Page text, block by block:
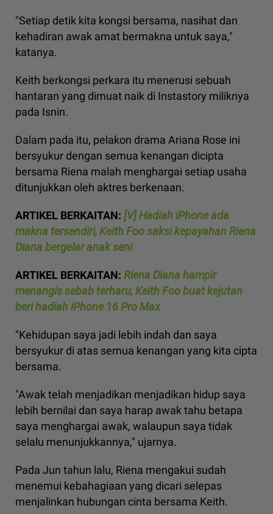
"Setiap detik kita kongsi bersama, nasihat dan
kehadiran awak amat bermakna untuk saya,"
katanya.
Keith berkongsi perkara itu menerusi sebuah
hantaran yang dimuat naik di Instastory miliknya
pada Isnin.
Dalam pada itu, pelakon drama Ariana Rose ini
bersyukur dengan semua kenangan dicipta
bersama Riena malah menghargai setiap usaha
ditunjukkan oleh aktres berkenaan.
ARTIKEL BERKAITAN: [V] Hadiah iPhone ada
makna tersendiri, Keith Foo saksi kepayahan Riena
Diana bergelar anak seni
ARTIKEL BERKAITAN: Riena Diana hampir
menangis sebab terharu, Keith Foo buat kejutan
beri hadiah iPhone 16 Pro Max
"Kehidupan saya jadi lebih indah dan saya
bersyukur di atas semua kenangan yang kita cipta
bersama.
"Awak telah menjadikan menjadikan hidup saya
lebih bernilai dan saya harap awak tahu betapa
saya menghargai awak, walaupun saya tidak
selalu menunjukkannya," ujarnya.
Pada Jun tahun lalu, Riena mengakui sudah
menemui kebahagiaan yang dicari selepas
menjalinkan hubungan cinta bersama Keith.